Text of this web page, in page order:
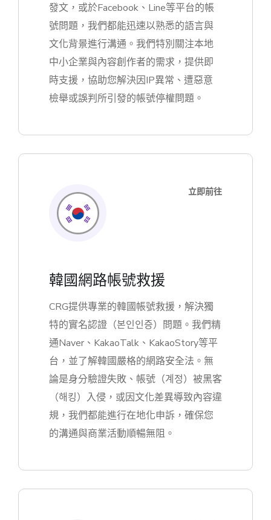
發文，或於Facebook、Line等平台的帳
號問題，我們都能迅速以熟悉的語言與
文化背景進行溝通。我們特別關注本地
中小企業與內容創作者的需求，提供即
時支援，協助您解決因IP異常、遭惡意
檢舉或誤判所引發的帳號停權問題。
立即前往
韓國網路帳號救援
CRG提供專業的韓國帳號救援，解決獨
特的實名認證（본인인증）問題。我們精
通Naver、KakaoTalk、KakaoStory等平
台，並了解韓國嚴格的網路安全法。無
論是身分驗證失敗、帳號（계정）被黑客
（해킹）入侵，或因文化差異導致內容違
規，我們都能進行在地化申訴，確保您
的溝通與商業活動順暢無阻。